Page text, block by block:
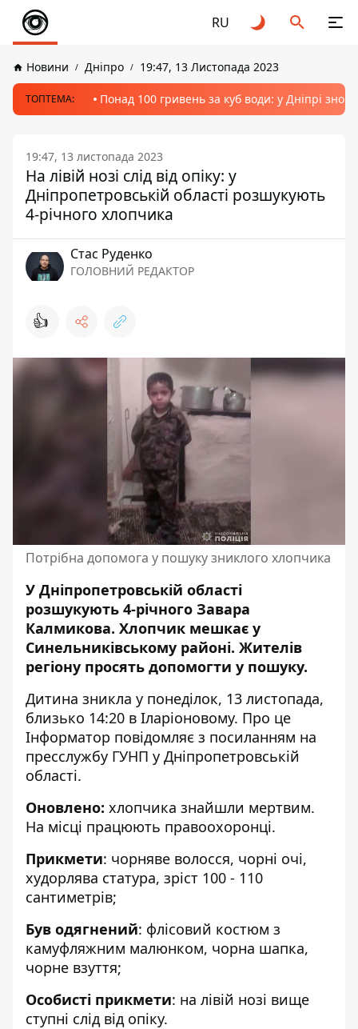
RU
Новини Дніпро 19:47, 13 Листопада 2023
ТОПТЕМА: Понад 100 гривень за куб води: у Дніпрі
19:47, 13 листопада 2023
На лівій нозі слід від опіку: у
Дніпропетровській області розшукують
4-річного хлопчика
Стас Руденко
ГОЛОВНИЙ РЕДАКТОР
👍
Потрібна допомога у пошуку зниклого хлопчика
У Дніпропетровській області
розшукують 4-річного Завара
Калмикова. Хлопчик мешкає у
Синельниківському районі. Жителів
регіону просять допомогти у пошуку.
Дитина зникла у понеділок, 13 листопада,
близько 14:20 в Іларіоновому. Про це
Інформатор повідомляє з посиланням на
пресслужбу ГУНП у Дніпропетровській
області.
Оновлено: хлопчика знайшли мертвим.
На місці працюють правоохоронці.
Прикмети: чорняве волосся, чорні очі,
худорлява статура, зріст 100 - 110
сантиметрів;
Був одягнений: флісовий костюм з
камуфляжним малюнком, чорна шапка,
чорне взуття;
Особисті прикмети: на лівій нозі вище
ступні слід від опіку.